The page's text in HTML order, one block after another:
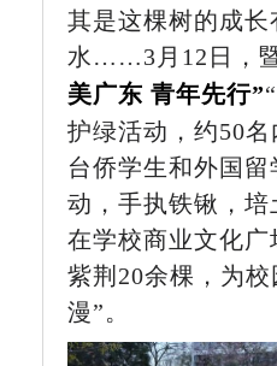
其是这棵树的成长
水……3月12日，
美广东 青年先行”
护绿活动，约50
台侨学生和外国
动，手执铁锹，培
在学校商业文化
紫荆20余棵，为
漫”。